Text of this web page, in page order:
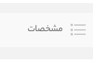
مشخصات